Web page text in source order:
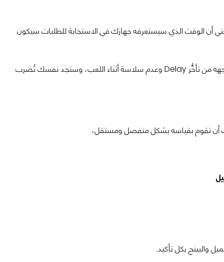
أن الوقت الذي سيستغرقه جهازك في الاستجابة للطلبات سيكون
من ناحية أخرى، إن تعدّى البينج الخاص بك الـ150ms فستبدأ في فقدان أعصابك مما ستواجهه من تأخُّر Delay وعدم سلاسة أثناء اللعب، وستجد نفسك تُضرب
أن تقوم بقياسه بشكل منفصل ومستقل،
والبينج بكل تأكيد.